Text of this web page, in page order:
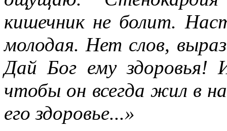
кишечник не болит.
молодая. Нет слов,
Дай Бог ему здоровья!
чтобы он всегда жил в
его здоровье...»